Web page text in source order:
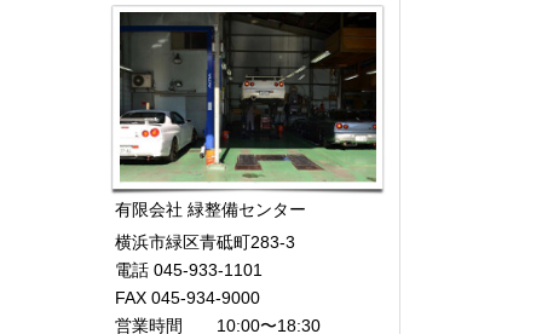
有限会社 緑整備センター
横浜市緑区青砥町283-3
電話 045-933-1101
FAX 045-934-9000
営業時間 10:00〜18:30